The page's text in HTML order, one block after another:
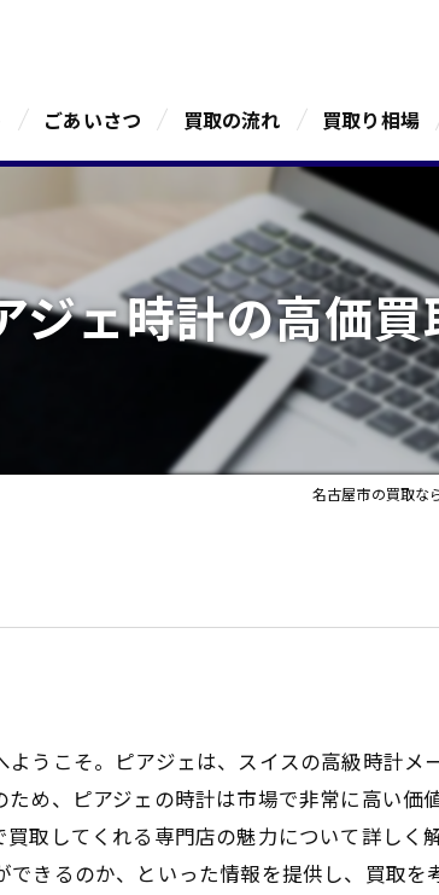
ごあいさつ 買取の流れ 買取り相場
ジェ時計の高価
名古屋市の買取な
うこそ。ピアジェは、スイスの高級時計
め、ピアジェの時計は市場で非常に高い
取してくれる専門店の魅力について詳し
きるのか、といった情報を提供し、買取